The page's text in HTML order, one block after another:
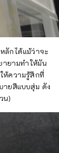
ลักได้แม้ว่าจะ
ยามทำให้มัน
ห้ความรู้สึกที่
ายสีแบบสุ่ม ดัง
น)